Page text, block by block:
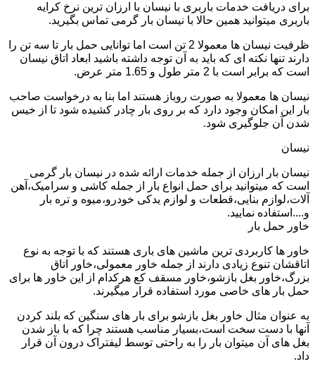
برای دریافت خدمات باربری با نیسان با ارزان ترین نرخ کرایه
باربری میتوانید همین حالا با نیسان بار گرمی تماس بگیرید.
ظرفیت نیسان ها معمولا 2 تن است اما توانایی حمل بار تا سه تن را
دارند تنها نکته ای که باید به آن توجه داشته باشید ابعاد اتاق نیسان
است که برابر است با 2 متر طول و 1.65 متر عرض.
نیسان ها معمولا به صورت روباز هستند اما بنا به درخواست صاحب
بار این امکان وجود دارد که بر روی بار چادر کشیده شود تا از خیس
شدن آن جلوگیری شود.
نیسان
نیسان بار ارزان از جمله خدمات ارائه شده در نیسان بار گرمی
است که میتوانید برای حمل انواع بار از جمله کاشی و سرامیک،آهن
آلات،لوازم بنایی،قطعات و لوازم یدکی خودرو،میوه و تره بار
و....استفاده نمایید.
خاور حمل بار
خاور ها کاربردی ترین ماشین های باری هستند که با توجه به نوع
اتاقشان تنوع زیادی دارند از جمله خاور معمولی،خاور اتاق
بزرگ،خاور بغل بازشو،خاور مسقف کع هرکدام از این خاور ها برای
حمل بار های خاصی مورد استفاده قرار میگیرند.
به عنوان مثال خاور بغل بازشو برای بار های سنگین که بلند کردن
آنها با دست سخت است،بسیار مناسب هستند چرا که با باز شدن
بغل های آن میتوان بار را به راحتی توسط لیفتراک درون آن قرار
داد.